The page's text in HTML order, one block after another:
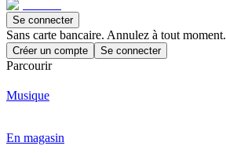
Se connecter
Sans carte bancaire. Annulez à tout moment.
Créer un compte Se connecter
Parcourir
Musique
En magasin